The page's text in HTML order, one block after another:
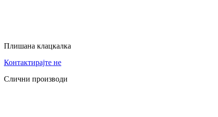
Плишана клацкалка
Контактирајте не
Слични производи